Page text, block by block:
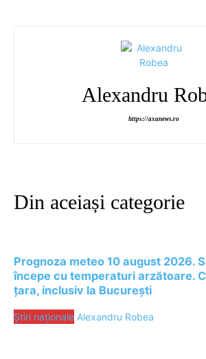
Alexandru
https://axanews.ro
Din aceiași categorie
Prognoza meteo 10 august 2026.
începe cu temperaturi arzătoare.
țara, inclusiv la București
Știri naționale Alexandru Robea